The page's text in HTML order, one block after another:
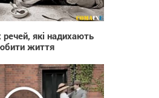
7 533
які надихають
життя